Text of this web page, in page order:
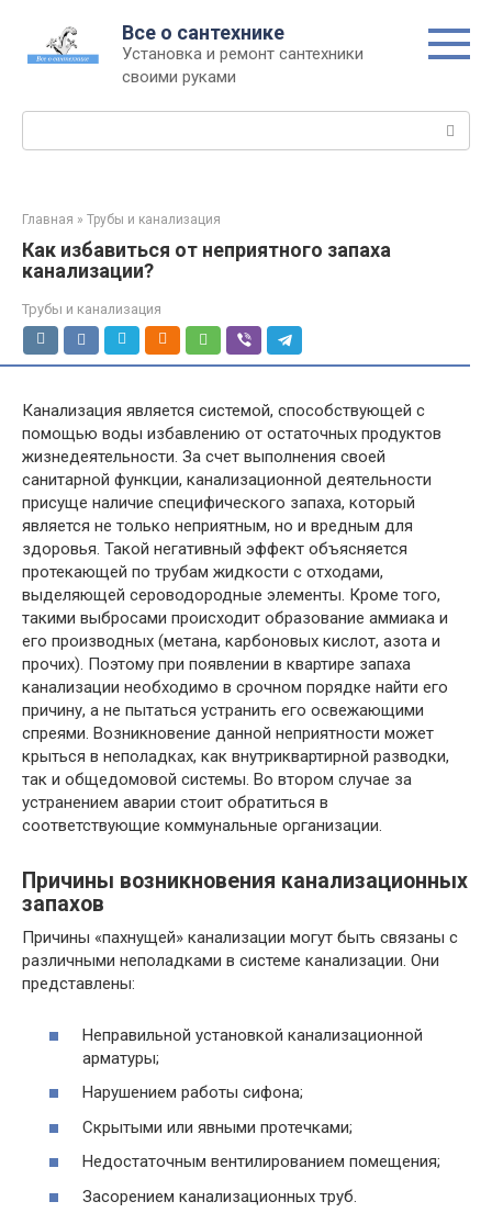
контенту
Все о сантехнике
Установка и ремонт сантехники
своими руками
Главная » Трубы и канализация
Как избавиться от неприятного запаха
канализации?
Трубы и канализация
Канализация является системой, способствующей с
помощью воды избавлению от остаточных продуктов
жизнедеятельности. За счет выполнения своей
санитарной функции, канализационной деятельности
присуще наличие специфического запаха, который
является не только неприятным, но и вредным для
здоровья. Такой негативный эффект объясняется
протекающей по трубам жидкости с отходами,
выделяющей сероводородные элементы. Кроме того,
такими выбросами происходит образование аммиака и
его производных (метана, карбоновых кислот, азота и
прочих). Поэтому при появлении в квартире запаха
канализации необходимо в срочном порядке найти его
причину, а не пытаться устранить его освежающими
спреями. Возникновение данной неприятности может
крыться в неполадках, как внутриквартирной разводки,
так и общедомовой системы. Во втором случае за
устранением аварии стоит обратиться в
соответствующие коммунальные организации.
Причины возникновения канализационных
запахов
Причины «пахнущей» канализации могут быть связаны с
различными неполадками в системе канализации. Они
представлены:
Неправильной установкой канализационной
арматуры;
Нарушением работы сифона;
Скрытыми или явными протечками;
Недостаточным вентилированием помещения;
Засорением канализационных труб.